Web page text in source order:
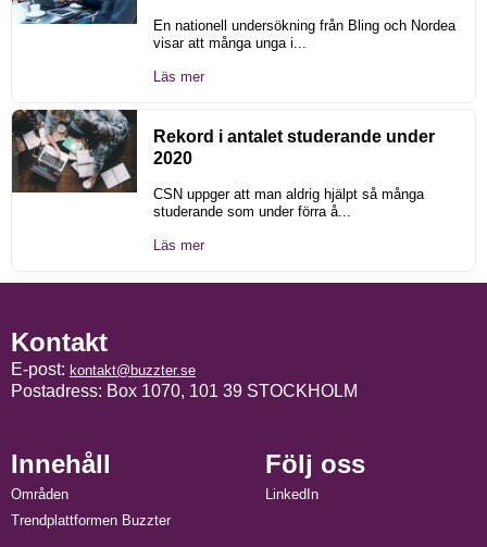
En nationell undersökning från Bling och Nordea
visar att många unga i...
Läs mer
Rekord i antalet studerande under
2020
CSN uppger att man aldrig hjälpt så många
studerande som under förra å...
Läs mer
Kontakt
E-post: kontakt@buzzter.se
Postadress: Box 1070, 101 39 STOCKHOLM
Innehåll
Områden
Trendplattformen Buzzter
Följ oss
LinkedIn